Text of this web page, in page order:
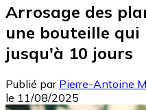
Arrosage des
une bouteille qui
jusqu'à 10 jours
Publié par Pierre-Antoine
le 11/08/2025